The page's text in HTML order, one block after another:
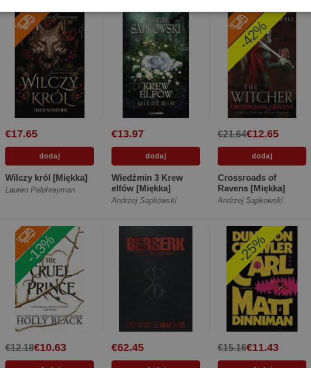
€17.65
Wilczy król [Miękka]
Lauren Palphreyman
€13.97
Wiedźmin 3 Krew
elfów [Miękka]
Andrzej Sapkowski
-42%
€12.65
€21.64
Crossroads of
Ravens [Miękka]
Andrzej Sapkowski
-13%
€10.63
€12.18 €62.45
-25%
€11.43
€15.16